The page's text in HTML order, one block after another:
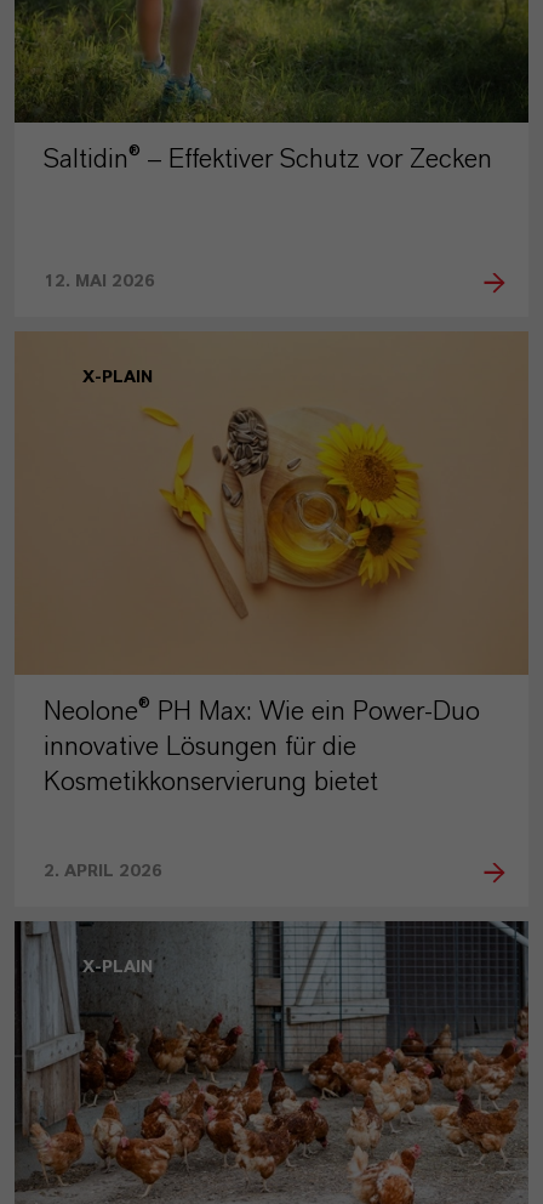
Saltidin® – Effektiver Schutz vor Zecken
12. MAI 2026
X-PLAIN
Neolone® PH Max: Wie ein Power-Duo
innovative Lösungen für die
Kosmetikkonservierung bietet
2. APRIL 2026
X-PLAIN